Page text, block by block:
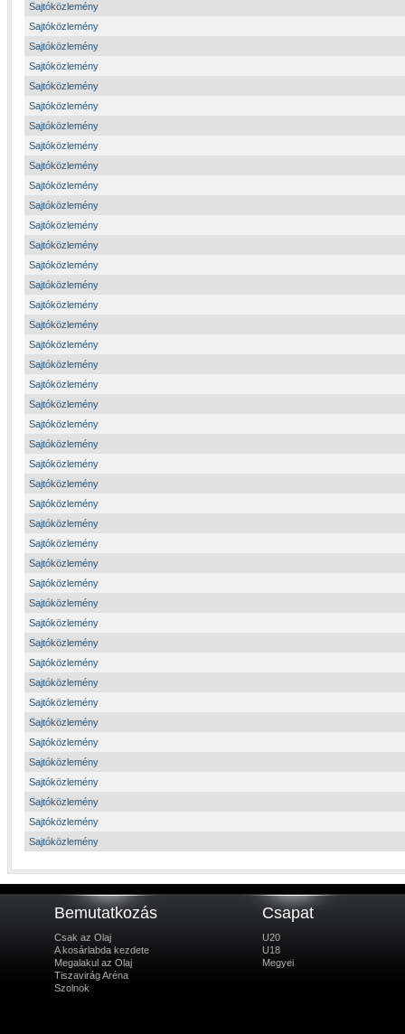
Sajtóközlemény
Sajtóközlemény
Sajtóközlemény
Sajtóközlemény
Sajtóközlemény
Sajtóközlemény
Sajtóközlemény
Sajtóközlemény
Sajtóközlemény
Sajtóközlemény
Sajtóközlemény
Sajtóközlemény
Sajtóközlemény
Sajtóközlemény
Sajtóközlemény
Sajtóközlemény
Sajtóközlemény
Sajtóközlemény
Sajtóközlemény
Sajtóközlemény
Sajtóközlemény
Sajtóközlemény
Sajtóközlemény
Sajtóközlemény
Sajtóközlemény
Sajtóközlemény
Sajtóközlemény
Sajtóközlemény
Sajtóközlemény
Sajtóközlemény
Sajtóközlemény
Sajtóközlemény
Sajtóközlemény
Sajtóközlemény
Sajtóközlemény
Sajtóközlemény
Sajtóközlemény
Sajtóközlemény
Sajtóközlemény
Sajtóközlemény
Sajtóközlemény
Sajtóközlemény
Sajtóközlemény
Bemutatkozás
Csak az Olaj
A kosárlabda kezdete
Megalakul az Olaj
Tiszavirág Aréna
Szolnok
Csapat
U20
U18
Megyei